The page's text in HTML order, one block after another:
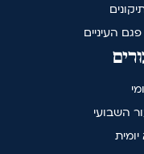
פגם העיניים
השבועי